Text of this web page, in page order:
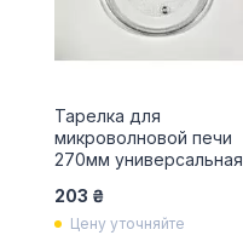
Тарелка для
микроволновой печи
270мм универсальная
203 ₴
Цену уточняйте